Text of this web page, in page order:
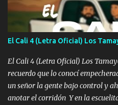
los versos que voy cantando
se atora Pero nunca le aflojamos
aunque ustedes no sepan Pero
echarle chingazos Y seguir
El Cali 4 (Letra Oficial) Los
El Cali 4 (Letra Oficial) Los
recuerdo que lo conocí
un señor la gente bajo control y
anotar el corridón Y en la